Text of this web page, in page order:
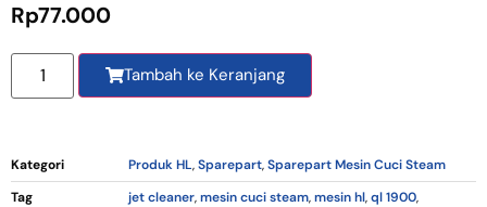
Rp77.000
Tambah ke Keranjang
Kategori Produk HL,Sparepart,Sparepart Mesin Cuci Steam
Tag
jet cleaner,mesin cuci steam,mesin hl,ql 1900,